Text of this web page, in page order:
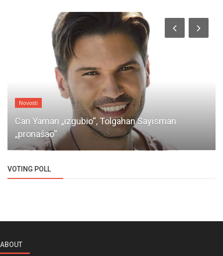
Novosti
Can Yaman „izgubio“, Tolgahan Sayisman
„pronašao“
VOTING POLL
ABOUT